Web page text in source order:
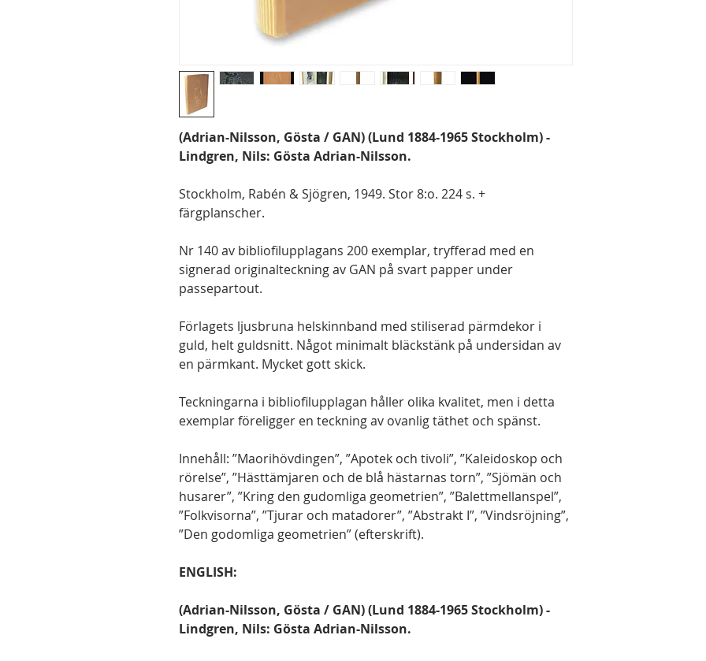
(Adrian-Nilsson, Gösta / GAN) (Lund 1884-1965 Stockholm) -
Lindgren, Nils: Gösta Adrian-Nilsson.
Stockholm, Rabén & Sjögren, 1949. Stor 8:o. 224 s. +
färgplanscher.
Nr 140 av bibliofilupplagans 200 exemplar, tryfferad med en
signerad originalteckning av GAN på svart papper under
passepartout.
Förlagets ljusbruna helskinnband med stiliserad pärmdekor i
guld, helt guldsnitt. Något minimalt bläckstänk på undersidan av
en pärmkant. Mycket gott skick.
Teckningarna i bibliofilupplagan håller olika kvalitet, men i detta
exemplar föreligger en teckning av ovanlig täthet och spänst.
Innehåll: ”Maorihövdingen”, ”Apotek och tivoli”, ”Kaleidoskop och
rörelse”, ”Hästtämjaren och de blå hästarnas torn”, ”Sjömän och
husarer”, ”Kring den gudomliga geometrien”, ”Balettmellanspel”,
”Folkvisorna”, ”Tjurar och matadorer”, ”Abstrakt I”, ”Vindsröjning”,
”Den godomliga geometrien” (efterskrift).
ENGLISH:
(Adrian-Nilsson, Gösta / GAN) (Lund 1884-1965 Stockholm) -
Lindgren, Nils: Gösta Adrian-Nilsson.